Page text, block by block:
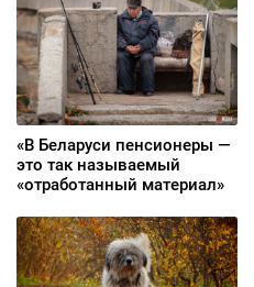
«В Беларуси пенсионеры —
это так называемый
«отработанный материал»